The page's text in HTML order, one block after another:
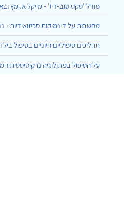
מודל 'סקס טוב-דיו' - מייקל א. מץ
מחשבות על דינמיקות סכיזואידיות -
תהליכים טיפוליים חיוניים בטיפול
על הטיפול בפתולוגיה נרקיסיסטית